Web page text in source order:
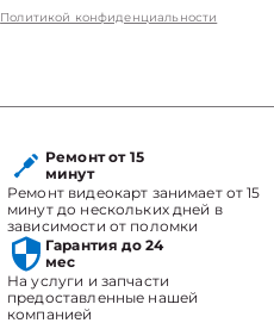
Политикой конфиденциальности
Ремонт от 15
минут
Ремонт видеокарт занимает от 15
минут до нескольких дней в
зависимости от поломки
Гарантия до 24
мес
На услуги и запчасти
предоставленные нашей
компанией